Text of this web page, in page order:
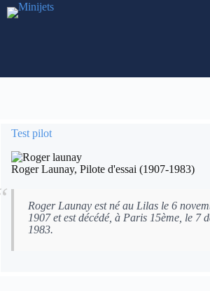
Skip
to
Test pilot
Roger Launay, Pilote d'essai (1907-1983)
Roger Launay est né au Lilas le 6
1907 et est décédé, à Paris 15ème, le 7
1983.